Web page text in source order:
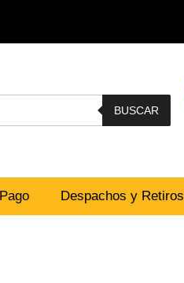
BUSCAR
Despachos y Retiros